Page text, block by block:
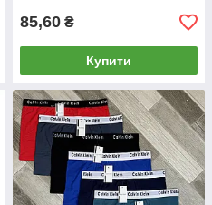
85,60 ₴
Купити